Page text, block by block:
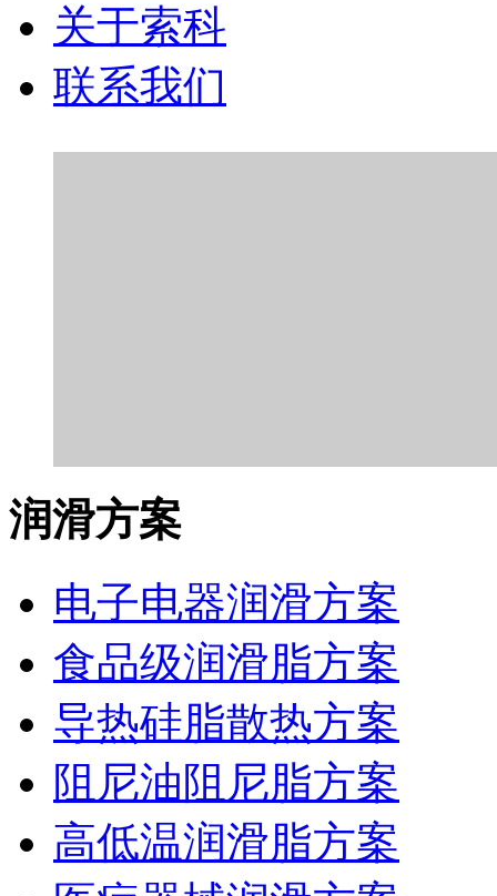
关于索科
联系我们
润滑方案
电子电器润滑方案
食品级润滑脂方案
导热硅脂散热方案
阻尼油阻尼脂方案
高低温润滑脂方案